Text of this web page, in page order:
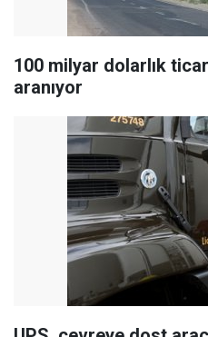
100 milyar dolarlık
aranıyor